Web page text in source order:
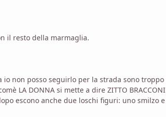
il resto della marmaglia.
non posso seguirlo per la strada sono
LA DONNA si mette a dire ZITTO
escono anche due loschi figuri: uno smilzo